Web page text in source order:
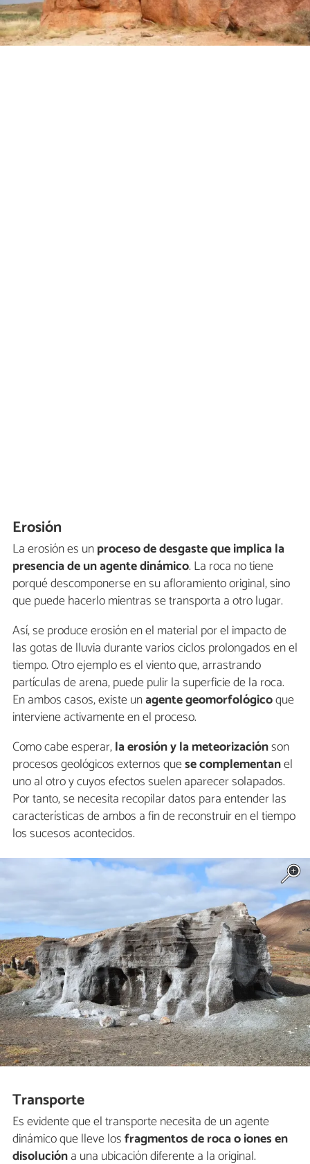
Erosión
La erosión es unproceso de desgaste que implica la
presencia de un agente dinámico. La roca no tiene
porqué descomponerse en su afloramiento original, sino
que puede hacerlo mientras se transporta a otro lugar.
Así, se produce erosión en el material por el impacto de
las gotas de lluvia durante varios ciclos prolongados en el
tiempo. Otro ejemplo es el viento que, arrastrando
partículas de arena, puede pulir la superficie de la roca.
En ambos casos, existe unagente geomorfológicoque
interviene activamente en el proceso.
Como cabe esperar,laerosión y la meteorizaciónson
procesos geológicos externos quese complementanel
uno al otro y cuyos efectos suelen aparecer solapados.
Por tanto, se necesita recopilar datos para entender las
características de ambos a fin de reconstruir en el tiempo
los sucesos acontecidos.
Transporte
Es evidente que el transporte necesita de un agente
dinámico que lleve losfragmentos de roca o iones en
disolucióna una ubicación diferente a la original.